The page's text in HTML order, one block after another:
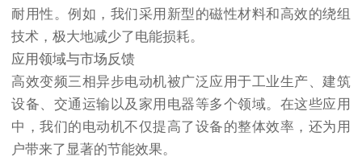
耐用性。例如，我们采用新型的磁性材料和高效的绕组
技术，极大地减少了电能损耗。
应用领域与市场反馈
高效变频三相异步电动机被广泛应用于工业生产、建筑
设备、交通运输以及家用电器等多个领域。在这些应用
中，我们的电动机不仅提高了设备的整体效率，还为用
户带来了显著的节能效果。